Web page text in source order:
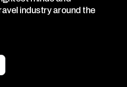
industry around the